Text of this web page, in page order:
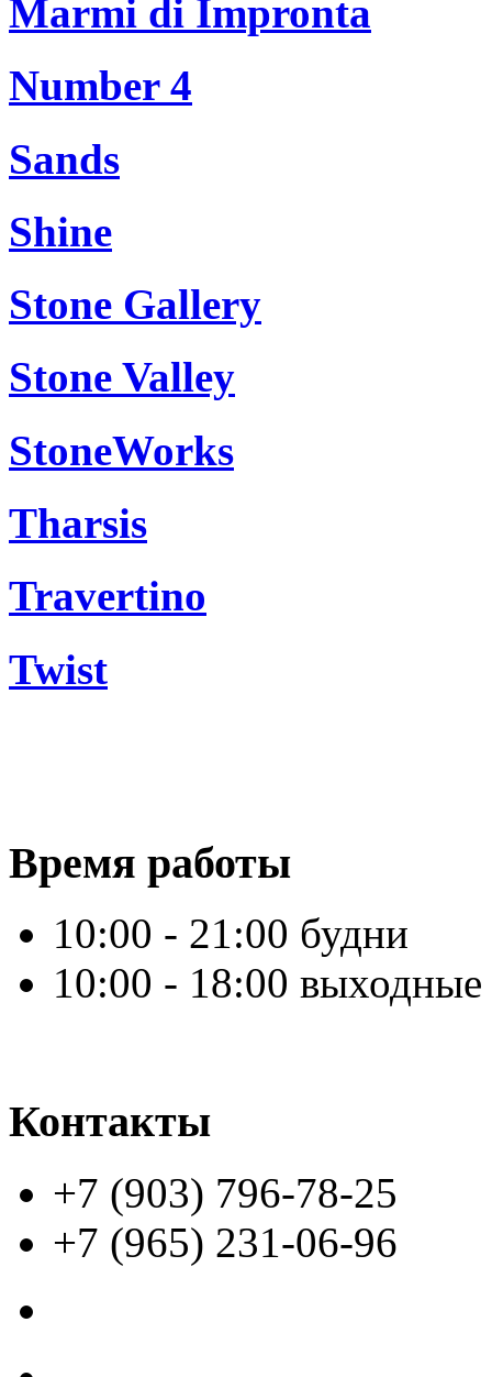
Marmi di Impronta
Number 4
Sands
Shine
Stone Gallery
Stone Valley
StoneWorks
Tharsis
Travertino
Twist
Время работы
10:00 - 21:00 будни
10:00 - 18:00 выходные
Контакты
+7 (903) 796-78-25
+7 (965) 231-06-96